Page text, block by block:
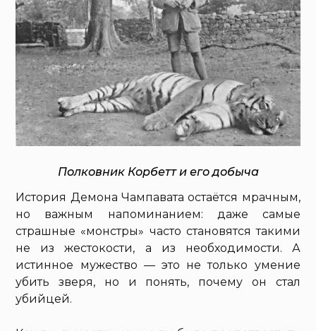
Полковник Корбетт и его добыча
История Демона Чампавата остаётся мрачным,
но важным напоминанием: даже самые
страшные «монстры» часто становятся такими
не из жестокости, а из необходимости. А
истинное мужество — это не только умение
убить зверя, но и понять, почему он стал
убийцей.